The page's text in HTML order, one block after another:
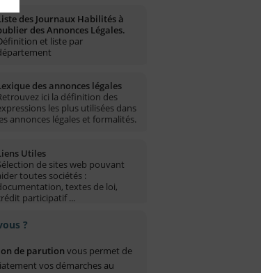
des Journaux Habilités à
des Annonces Légales.
et liste par
des annonces légales
ici la définition des
les plus utilisées dans
annonces légales et formalités.
Utiles
de sites web pouvant
toutes sociétés :
textes de loi,
participatif ...
?
de parution vous permet de
vos démarches au